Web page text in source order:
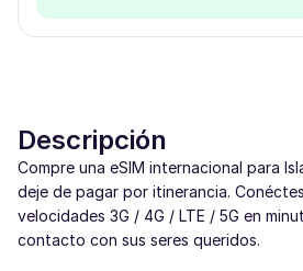
Descripción
Compre una eSIM internacional para
deje de pagar por itinerancia.
velocidades 3G / 4G / LTE / 5G en
contacto con sus seres queridos.